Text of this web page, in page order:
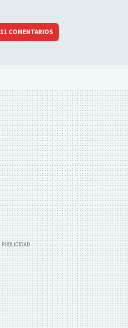
11 COMENTARIOS